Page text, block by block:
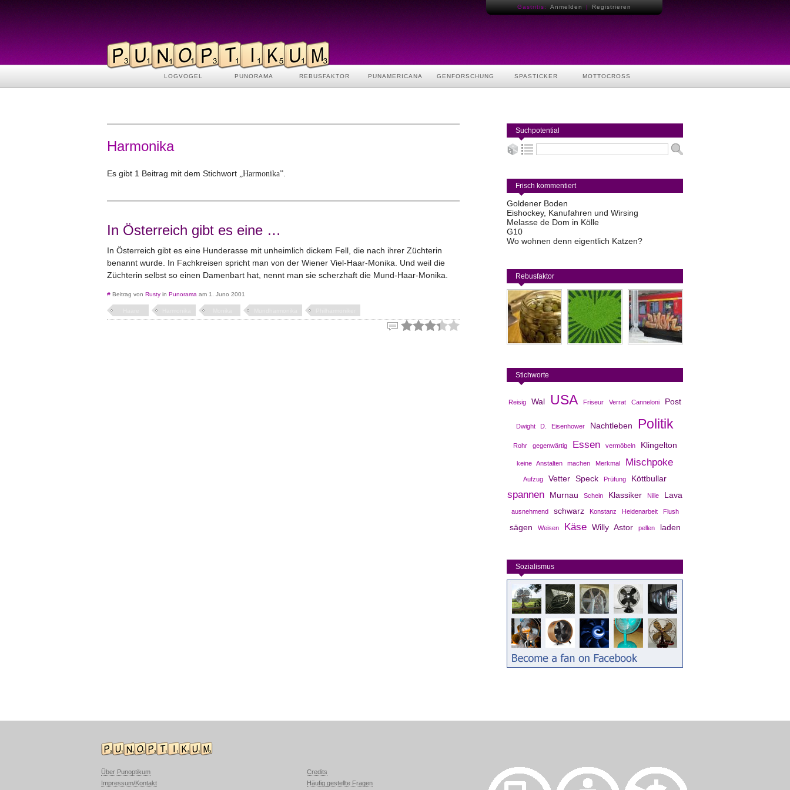
Gastritis: Anmelden | Registrieren
LOGVOGEL PUNORAMA REBUSFAKTOR PUNAMERICANA GENFORSCHUNG SPASTICKER MOTTOCROSS
Harmonika
Es gibt 1 Beitrag mit dem Stichwort „Harmonika”
In Österreich gibt es eine …
In Österreich gibt es eine Hunderasse mit unheimlich dickem Fell, die nach ihrer Züchterin
benannt wurde. In Fachkreisen spricht man von der Wiener Viel-Haar-Monika. Und weil die
Züchterin selbst so einen Damenbart hat, nennt man sie scherzhaft die Mund-Haar-Monika.
# Beitrag von Rusty in Punorama am 1. Juno 2001
Suchpotential
Frisch kommentiert
Goldener Boden
Eishockey, Kanufahren und Wirsing
Melasse de Dom in Kölle
G10
Wo wohnen denn eigentlich Katzen?
Rebusfaktor
Stichworte
Reisig Wal USA Friseur Verrat Canneloni Post
Dwight D. Eisenhower Nachtleben Politik
Rohr gegenwärtig Essen vermöbeln Klingelton
keine Anstalten machen Merkmal Mischpoke
Aufzug Vetter Speck Prüfung Köttbullar
spannen Murnau Schein Klassiker Nille Lava
ausnehmend schwarz Konstanz Heidenarbeit Flush
sägen Weisen Käse Willy Astor pellen laden
Sozialismus
Über Punoptikum
Impressum/Kontakt
Credits
Häufig gestellte Fragen